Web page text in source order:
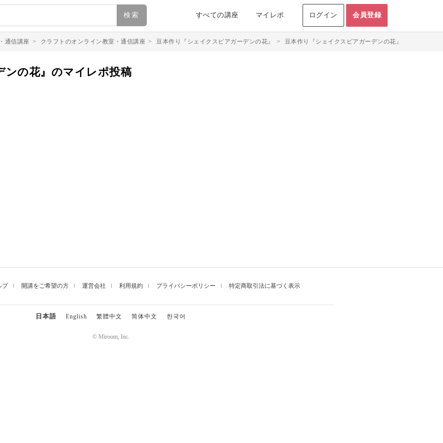
検索 すべての講座 マイレポ ログイン 会員登録
通信講座 > クラフトのオンライン教室・通信講座 > 豆本作り『シェイクスピアガーデンの花』 > 豆本作り『シェイクスピアガーデンの花』のマイレポ投
ンの花』のマイレポ投稿
プ 開講をご希望の方 運営会社 利用規約 プライバシーポリシー 特定商取引法に基づく表示
日本語 English 繁體中文 简体中文 한국어
© Miroom, Inc.